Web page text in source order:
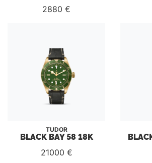
2880 €
TUDOR
BLACK BAY 58 18K
21000 €